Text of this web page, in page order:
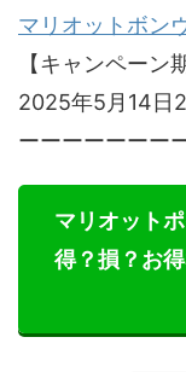
マリオットボン
【キャンペーン
2025年5月14日
ーーーーーーー
マリオット
得？損？お